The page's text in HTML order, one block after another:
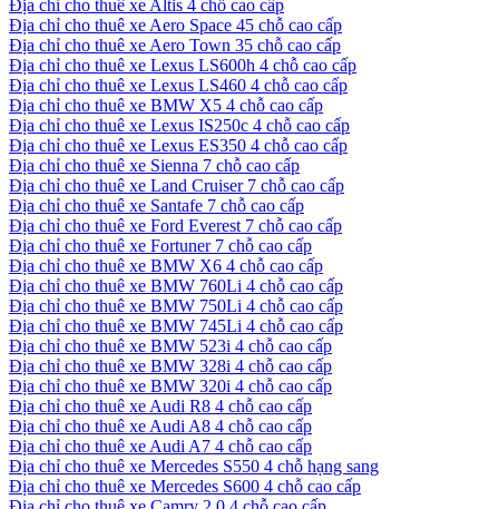
Địa chỉ cho thuê xe Altis 4 chỗ cao cấp
Địa chỉ cho thuê xe Aero Space 45 chỗ cao cấp
Địa chỉ cho thuê xe Aero Town 35 chỗ cao cấp
Địa chỉ cho thuê xe Lexus LS600h 4 chỗ cao cấp
Địa chỉ cho thuê xe Lexus LS460 4 chỗ cao cấp
Địa chỉ cho thuê xe BMW X5 4 chỗ cao cấp
Địa chỉ cho thuê xe Lexus IS250c 4 chỗ cao cấp
Địa chỉ cho thuê xe Lexus ES350 4 chỗ cao cấp
Địa chỉ cho thuê xe Sienna 7 chỗ cao cấp
Địa chỉ cho thuê xe Land Cruiser 7 chỗ cao cấp
Địa chỉ cho thuê xe Santafe 7 chỗ cao cấp
Địa chỉ cho thuê xe Ford Everest 7 chỗ cao cấp
Địa chỉ cho thuê xe Fortuner 7 chỗ cao cấp
Địa chỉ cho thuê xe BMW X6 4 chỗ cao cấp
Địa chỉ cho thuê xe BMW 760Li 4 chỗ cao cấp
Địa chỉ cho thuê xe BMW 750Li 4 chỗ cao cấp
Địa chỉ cho thuê xe BMW 745Li 4 chỗ cao cấp
Địa chỉ cho thuê xe BMW 523i 4 chỗ cao cấp
Địa chỉ cho thuê xe BMW 328i 4 chỗ cao cấp
Địa chỉ cho thuê xe BMW 320i 4 chỗ cao cấp
Địa chỉ cho thuê xe Audi R8 4 chỗ cao cấp
Địa chỉ cho thuê xe Audi A8 4 chỗ cao cấp
Địa chỉ cho thuê xe Audi A7 4 chỗ cao cấp
Địa chỉ cho thuê xe Mercedes S550 4 chỗ hạng sang
Địa chỉ cho thuê xe Mercedes S600 4 chỗ cao cấp